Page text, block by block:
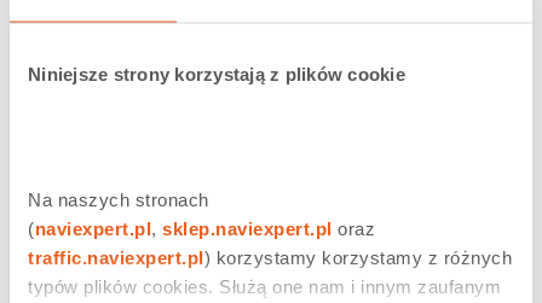
Niniejsze strony korzystają z plików cookie
Na naszych stronach
(naviexpert.pl sklep.naviexpert.pl
traffic.naviexpert.pl) korzystamy korzystamy z różnych
typów plików cookies. Służą one nam i innym zaufanym
Zobacz podobne
Jak sprawdzić, czy w telefonie zainstalowano
najnowszą wersję aplikacji?